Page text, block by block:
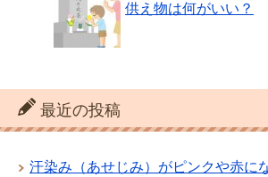
供え物は何がいい？
最近の投稿
汗染み（あせじみ）がピンクや赤に